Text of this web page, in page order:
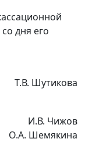
дня его
Т.В. Шутикова
И.В. Чижов
О.А. Шемякина